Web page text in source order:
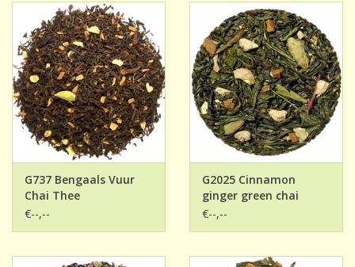
G737 Bengaals Vuur
Chai Thee
€--,--
G2025 Cinnamon
ginger green chai
€--,--